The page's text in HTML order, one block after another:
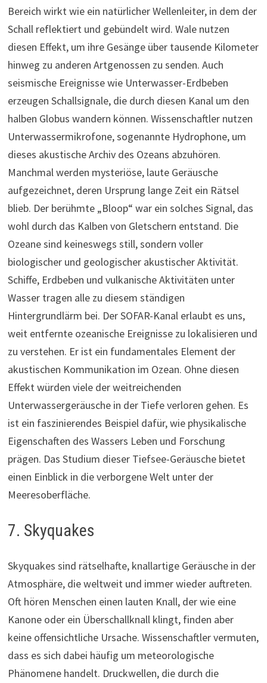
Bereich wirkt wie ein natürlicher Wellenleiter, in dem der
Schall reflektiert und gebündelt wird. Wale nutzen
diesen Effekt, um ihre Gesänge über tausende Kilometer
hinweg zu anderen Artgenossen zu senden. Auch
seismische Ereignisse wie Unterwasser-Erdbeben
erzeugen Schallsignale, die durch diesen Kanal um den
halben Globus wandern können. Wissenschaftler nutzen
Unterwassermikrofone, sogenannte Hydrophone, um
dieses akustische Archiv des Ozeans abzuhören.
Manchmal werden mysteriöse, laute Geräusche
aufgezeichnet, deren Ursprung lange Zeit ein Rätsel
blieb. Der berühmte „Bloop“ war ein solches Signal, das
wohl durch das Kalben von Gletschern entstand. Die
Ozeane sind keineswegs still, sondern voller
biologischer und geologischer akustischer Aktivität.
Schiffe, Erdbeben und vulkanische Aktivitäten unter
Wasser tragen alle zu diesem ständigen
Hintergrundlärm bei. Der SOFAR-Kanal erlaubt es uns,
weit entfernte ozeanische Ereignisse zu lokalisieren und
zu verstehen. Er ist ein fundamentales Element der
akustischen Kommunikation im Ozean. Ohne diesen
Effekt würden viele der weitreichenden
Unterwassergeräusche in der Tiefe verloren gehen. Es
ist ein faszinierendes Beispiel dafür, wie physikalische
Eigenschaften des Wassers Leben und Forschung
prägen. Das Studium dieser Tiefsee-Geräusche bietet
einen Einblick in die verborgene Welt unter der
Meeresoberfläche.
7. Skyquakes
Skyquakes sind rätselhafte, knallartige Geräusche in der
Atmosphäre, die weltweit und immer wieder auftreten.
Oft hören Menschen einen lauten Knall, der wie eine
Kanone oder ein Überschallknall klingt, finden aber
keine offensichtliche Ursache. Wissenschaftler vermuten,
dass es sich dabei häufig um meteorologische
Phänomene handelt. Druckwellen, die durch die